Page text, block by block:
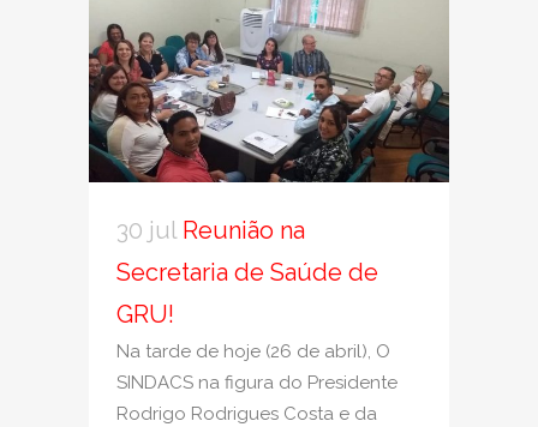
30 jul Reunião na
Secretaria de Saúde de
GRU!
Na tarde de hoje (26 de abril), O
SINDACS na figura do Presidente
Rodrigo Rodrigues Costa e da